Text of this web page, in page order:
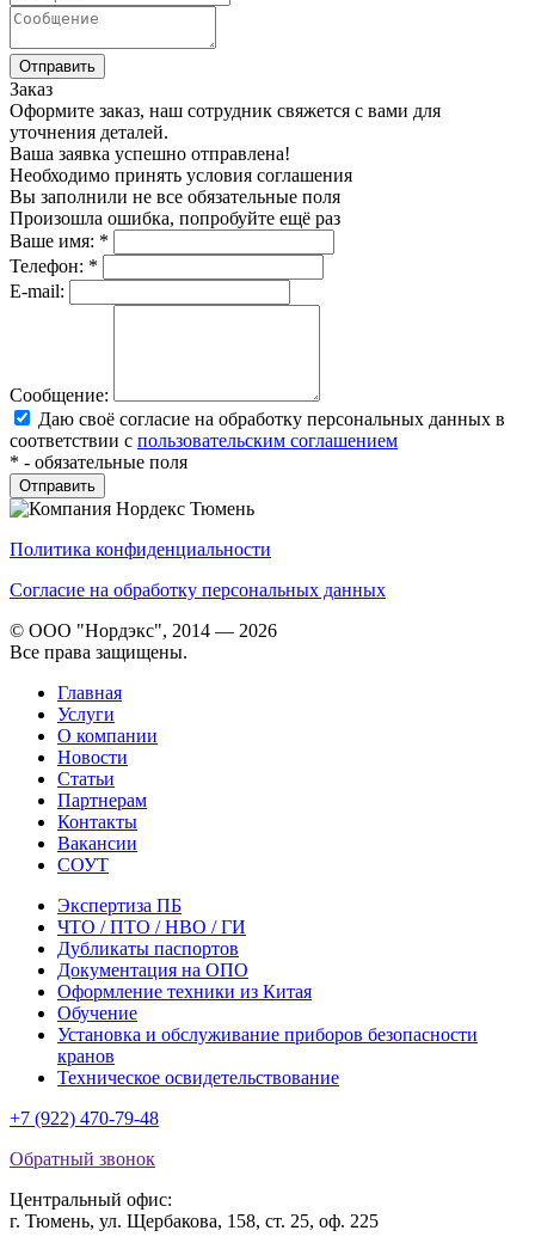
Заказ
Оформите заказ, наш сотрудник свяжется с вами для
уточнения деталей.
Ваша заявка успешно отправлена!
Необходимо принять условия соглашения
Вы заполнили не все обязательные поля
Произошла ошибка, попробуйте ещё раз
Ваше имя: *
Телефон: *
E-mail:
Сообщение:
Даю своё согласие на обработку персональных данных в
соответствии с пользовательским соглашением
* - обязательные поля
Политика конфиденциальности
Согласие на обработку персональных данных
© ООО "Нордэкс", 2014 — 2026
Все права защищены.
Главная
Услуги
О компании
Новости
Статьи
Партнерам
Контакты
Вакансии
СОУТ
Экспертиза ПБ
ЧТО / ПТО / НВО / ГИ
Дубликаты паспортов
Документация на ОПО
Оформление техники из Китая
Обучение
Установка и обслуживание приборов безопасности
кранов
Техническое освидетельствование
+7 (922) 470-79-48
Обратный звонок
Центральный офис:
г. Тюмень, ул. Щербакова, 158, ст. 25, оф. 225